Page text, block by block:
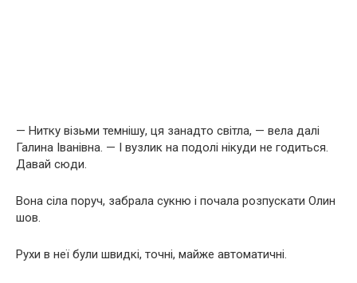
— Нитку візьми темнішу, ця занадто світла, — вела далі
Галина Іванівна. — І вузлик на подолі нікуди не годиться.
Давай сюди.
Вона сіла поруч, забрала сукню і почала розпускати Олин
шов.
Рухи в неї були швидкі, точні, майже автоматичні.